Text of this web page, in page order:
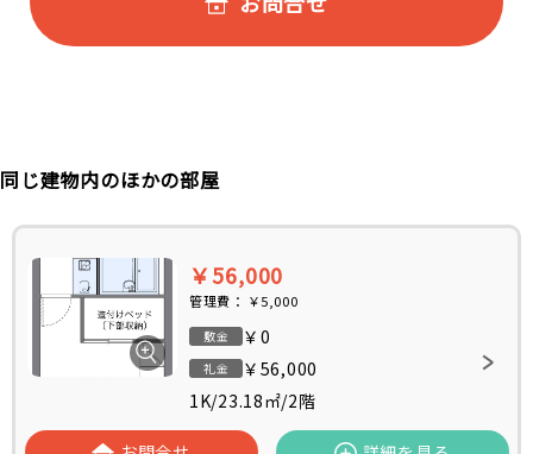
同じ建物内のほかの部屋
￥56,000
管理費： ￥5,000
敷金 ￥0
礼金
￥56,000
1K/23.18㎡/2階